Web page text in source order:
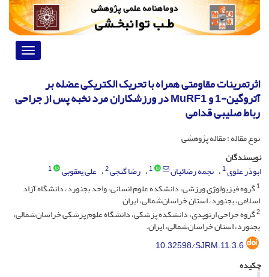
Toggle
اثرتمرینات مقاومتی همراه با تحریک الکتریکی عضله بر
آتروگین-1 و MuRF1 در ورزشکاران مرد نخبه پس از جراحی
رباط صلیبی قدامی
نوع مقاله : مقاله پژوهشی
نویسندگان
ابوذر علوی1 نجمه رضائیان 1 رضا گنجی2 علی یعقوبی
1
1گروه فیزیولوژی ورزشی، دانشکده علوم انسانی، واحد بجنورد، دانشگاه آزاد
اسلامی، بجنورد، استان خراسان‌شمالی، ایران
2گروه جراحی ارتوپدی، دانشکده پزشکی، دانشگاه علوم پزشکی خراسان‌شمالی،
بجنورد، استان خراسان‌شمالی، ایران.
10.32598/SJRM.11.3.6
چکیده